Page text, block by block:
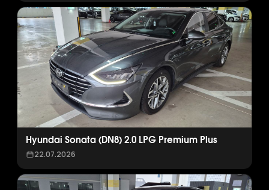
Hyundai Sonata (DN8) 2.0 LPG Premium Plus
22.07.2026